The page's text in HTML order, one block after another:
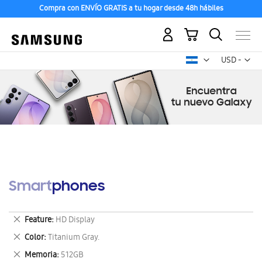
Compra con ENVÍO GRATIS a tu hogar desde 48h hábiles
USD -
dólar
Mi carrito
Smartphones
Feature HD Display
Eliminar
este
artículo
Color Titanium Gray.
Eliminar
este
Memoria 512GB
Eliminar